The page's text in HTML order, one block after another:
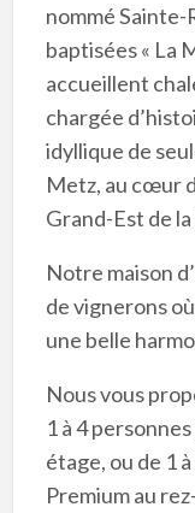
nommé Sainte-
baptisées « La
accueillent
chargée
idyllique de
Metz, au cœur
Grand-Est de
Notre maison
de vignerons
une belle
Nous vous
1 à 4
étage, ou de 1
Premium au